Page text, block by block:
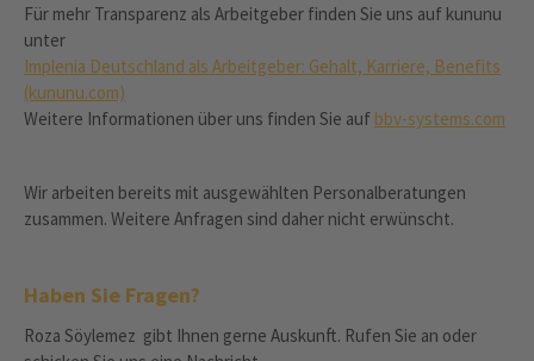
Für mehr Transparenz als Arbeitgeber finden Sie uns auf kununu
unter
Implenia Deutschland als Arbeitgeber: Gehalt, Karriere, Benefits
(kununu.com)
Weitere Informationen über uns finden Sie auf bbv-systems.com
Wir arbeiten bereits mit ausgewählten Personalberatungen
zusammen. Weitere Anfragen sind daher nicht erwünscht.
Haben Sie Fragen?
Roza Söylemez gibt Ihnen gerne Auskunft. Rufen Sie an oder